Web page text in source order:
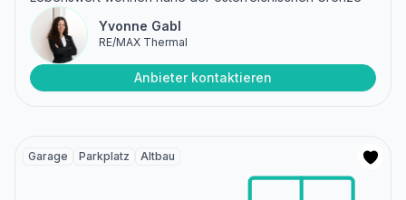
Yvonne Gabl
RE/MAX Thermal
Anbieter kontaktieren
Garage Parkplatz Altbau